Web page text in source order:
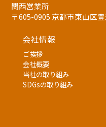
関西営業所
〒605-0905 京都市東山区
会社情報
ご挨拶
会社概要
当社の取り組み
SDGsの取り組み